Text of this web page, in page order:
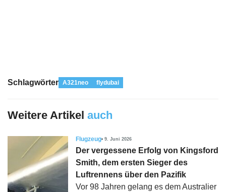
Schlagwörter A321neo flydubai
Weitere Artikel auch
Flugzeug 9. Juni 2026
Der vergessene Erfolg von Kingsford
Smith, dem ersten Sieger des
Luftrennens über den Pazifik
Vor 98 Jahren gelang es dem Australier